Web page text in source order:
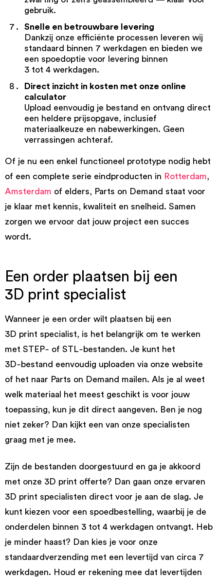
gebruik.
Snelle en betrouwbare levering
Dankzij onze efficiënte processen leveren wij
standaard binnen 7 werkdagen en bieden we
een spoedoptie voor levering binnen
3 tot 4 werkdagen.
Direct inzicht in kosten met onze online
calculator
Upload eenvoudig je bestand en ontvang direct
een heldere prijsopgave, inclusief
materiaalkeuze en nabewerkingen. Geen
verrassingen achteraf.
Of je nu een enkel functioneel prototype nodig hebt
of een complete serie eindproducten in Rotterdam,
Amsterdam of elders, Parts on Demand staat voor
je klaar met kennis, kwaliteit en snelheid. Samen
zorgen we ervoor dat jouw project een succes
wordt.
Een order plaatsen bij een
3D print specialist
Wanneer je een order wilt plaatsen bij een
3D print specialist, is het belangrijk om te werken
met STEP‑ of STL‑bestanden. Je kunt het
3D‑bestand eenvoudig uploaden via onze website
of het naar Parts on Demand mailen. Als je al weet
welk materiaal het meest geschikt is voor jouw
toepassing, kun je dit direct aangeven. Ben je nog
niet zeker? Dan kijkt een van onze specialisten
graag met je mee.
Zijn de bestanden doorgestuurd en ga je akkoord
met onze 3D print offerte? Dan gaan onze ervaren
3D print specialisten direct voor je aan de slag. Je
kunt kiezen voor een spoedbestelling, waarbij je de
onderdelen binnen 3 tot 4 werkdagen ontvangt. Heb
je minder haast? Dan kies je voor onze
standaardverzending met een levertijd van circa 7
werkdagen. Houd er rekening mee dat levertijden